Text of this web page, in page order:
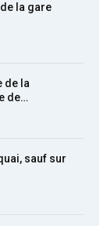
la gare
de la
de…
sauf sur